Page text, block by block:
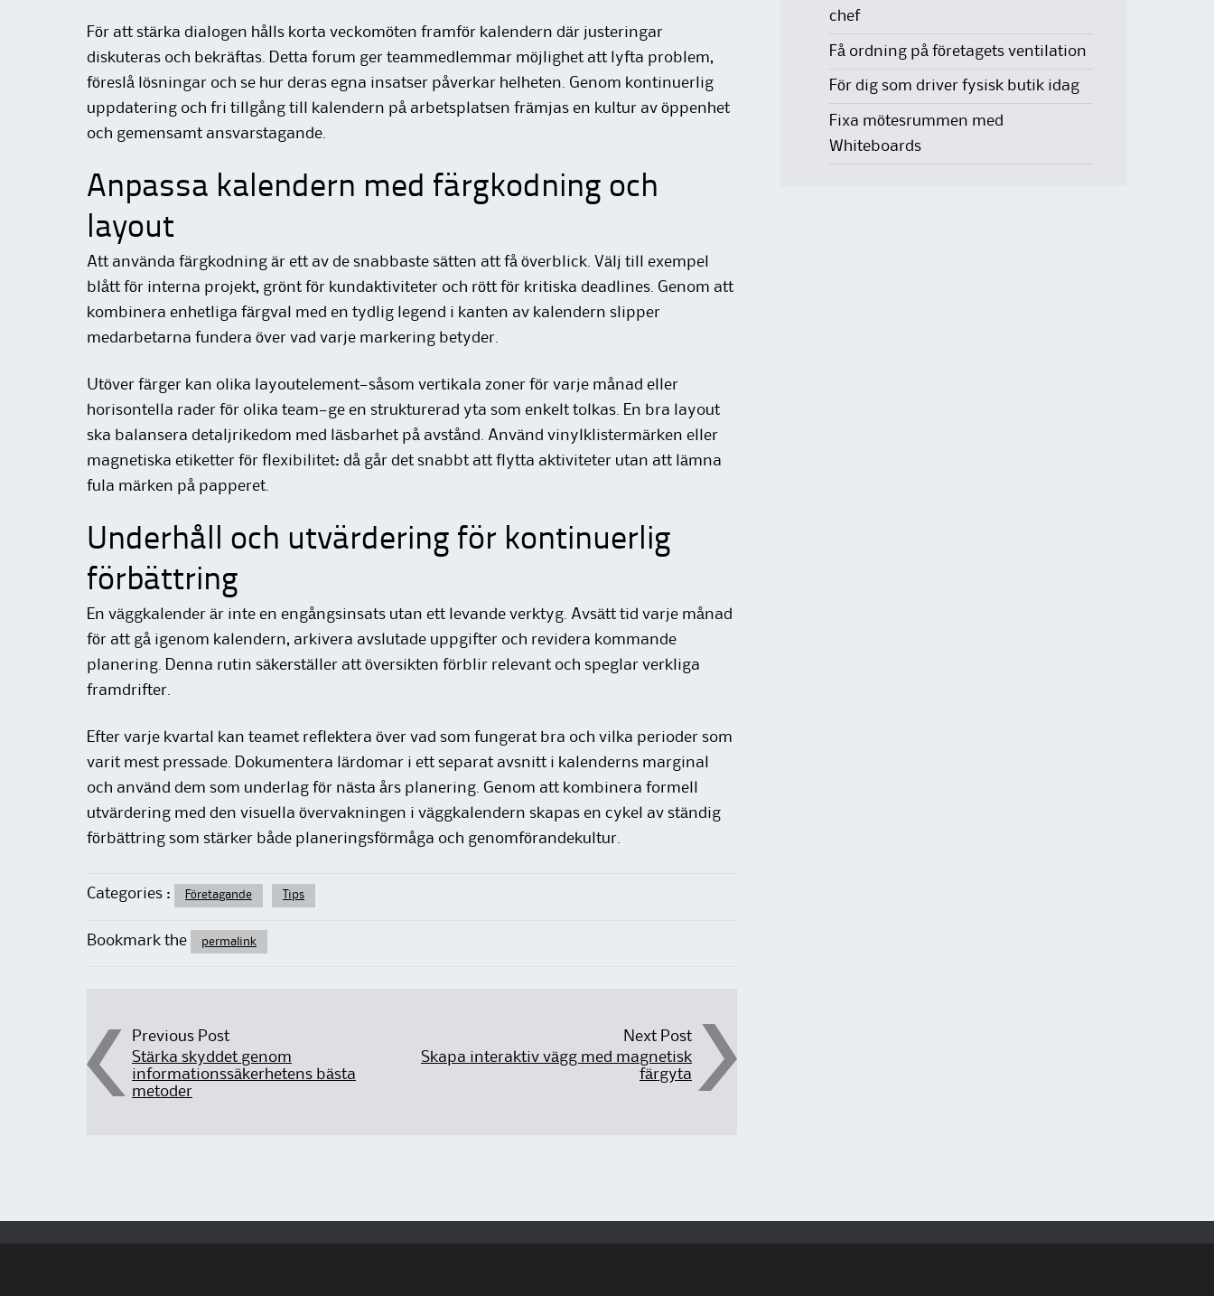
För att stärka dialogen hålls korta veckomöten framför kalendern där justeringar
diskuteras och bekräftas. Detta forum ger teammedlemmar möjlighet att lyfta problem,
föreslå lösningar och se hur deras egna insatser påverkar helheten. Genom kontinuerlig
uppdatering och fri tillgång till kalendern på arbetsplatsen främjas en kultur av öppenhet
och gemensamt ansvarstagande.
Anpassa kalendern med färgkodning och
layout
Att använda färgkodning är ett av de snabbaste sätten att få överblick. Välj till exempel
blått för interna projekt, grönt för kundaktiviteter och rött för kritiska deadlines. Genom att
kombinera enhetliga färgval med en tydlig legend i kanten av kalendern slipper
medarbetarna fundera över vad varje markering betyder.
Utöver färger kan olika layoutelement—såsom vertikala zoner för varje månad eller
horisontella rader för olika team—ge en strukturerad yta som enkelt tolkas. En bra layout
ska balansera detaljrikedom med läsbarhet på avstånd. Använd vinylklistermärken eller
magnetiska etiketter för flexibilitet: då går det snabbt att flytta aktiviteter utan att lämna
fula märken på papperet.
Underhåll och utvärdering för kontinuerlig
förbättring
En väggkalender är inte en engångsinsats utan ett levande verktyg. Avsätt tid varje månad
för att gå igenom kalendern, arkivera avslutade uppgifter och revidera kommande
planering. Denna rutin säkerställer att översikten förblir relevant och speglar verkliga
framdrifter.
Efter varje kvartal kan teamet reflektera över vad som fungerat bra och vilka perioder som
varit mest pressade. Dokumentera lärdomar i ett separat avsnitt i kalenderns marginal
och använd dem som underlag för nästa års planering. Genom att kombinera formell
utvärdering med den visuella övervakningen i väggkalendern skapas en cykel av ständig
förbättring som stärker både planeringsförmåga och genomförandekultur.
Categories : Företagande Tips
Bookmark the permalink
Post navigation
Previous Post
Stärka skyddet genom
informationssäkerhetens bästa
metoder
Next Post
Skapa interaktiv vägg med magnetisk
färgyta
chef
Få ordning på företagets ventilation
För dig som driver fysisk butik idag
Fixa mötesrummen med
Whiteboards